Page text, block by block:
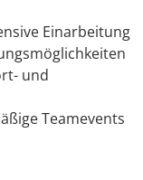
Einarbeitung
und
Teamevents